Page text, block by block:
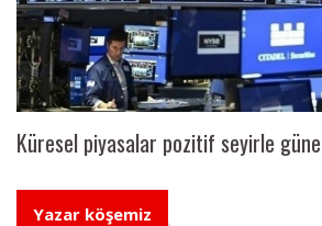
Küresel piyasalar pozitif seyirle güne
Yazar köşemiz